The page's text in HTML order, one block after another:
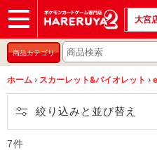
ショップ
店頭買取
店舗
イベント
大宮
商品カテゴリ
ホーム › スカーレット&バイオレット ›
絞り込みと並び替え
7件